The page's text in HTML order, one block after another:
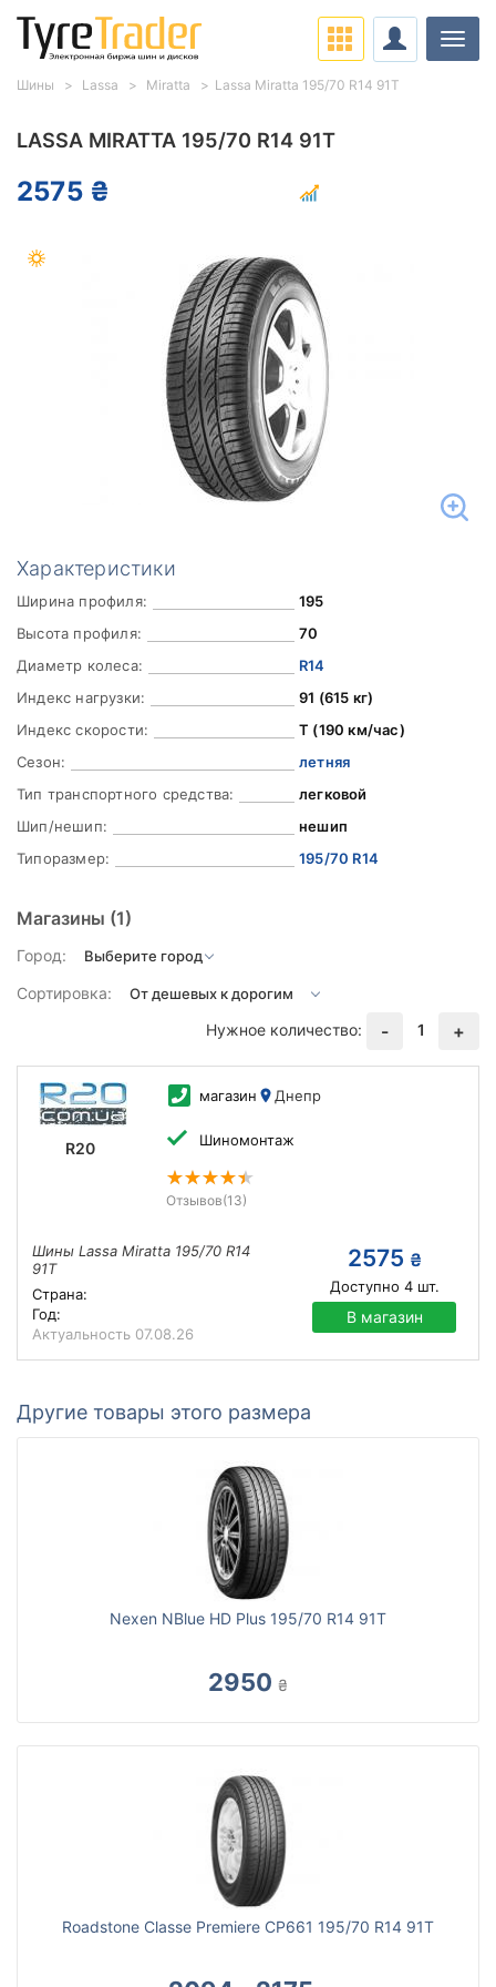
LASSA MIRATTA 195/70 R14 91T
2575 ₴
Характеристики
Ширина профиля:
195
Высота профиля:
70
Диаметр колеса:
R14
Индекс нагрузки:
91 (615 кг)
Индекс скорости:
T (190 км/час)
Сезон:
летняя
Тип транспортного средства:
легковой
Шип/нешип:
нешип
Типоразмер:
195/70 R14
Магазины (1)
Город:
Сортировка:
Нужное количество:
- 1 +
R20
магазин Днепр
Шиномонтаж
Отзывов(13)
Шины Lassa Miratta 195/70 R14
91T
Страна:
Год:
Актуальность 07.08.26
2575 ₴
Доступно 4шт.
В магазин
Другие товары этого размера
Nexen NBlue HD Plus 195/70 R14 91T
2950 ₴
Roadstone Classe Premiere CP661 195/70 R14 91T
Шины Lassa Miratta Lassa Miratta 195/70 R14 91T